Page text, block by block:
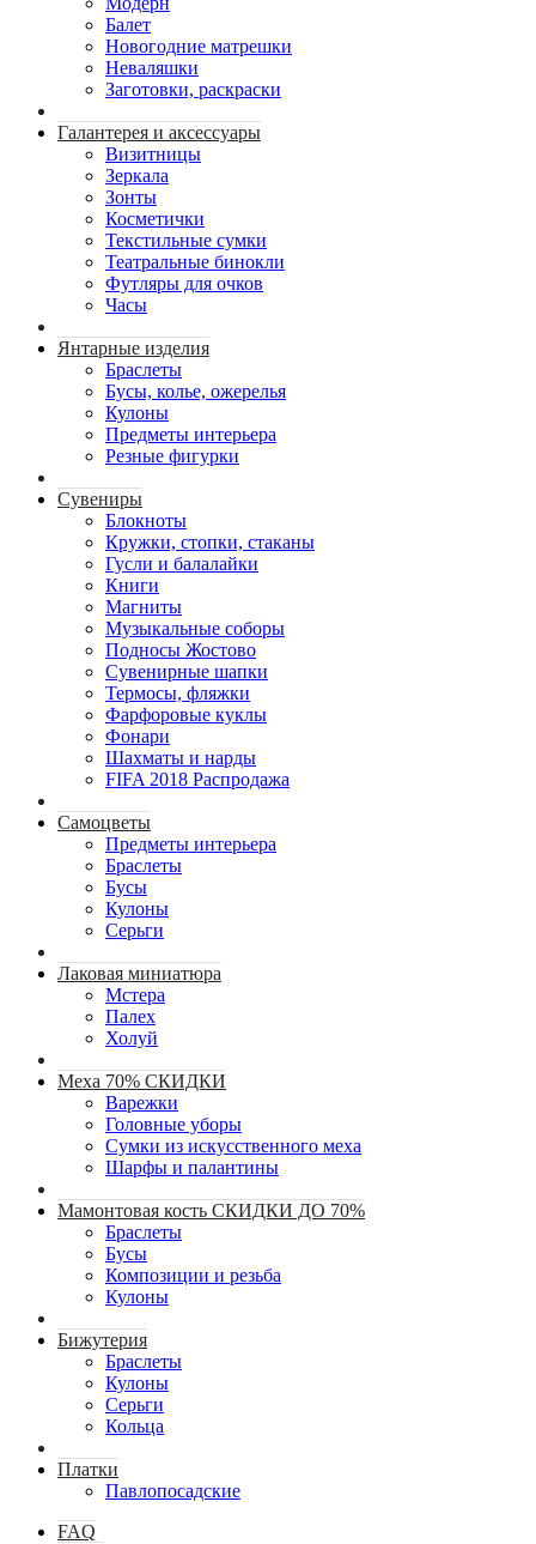
Балет
Новогодние матрешки
Неваляшки
Заготовки, раскраски
Галантерея и аксессуары
Визитницы
Зеркала
Зонты
Косметички
Текстильные сумки
Театральные бинокли
Футляры для очков
Часы
Янтарные изделия
Браслеты
Бусы, колье, ожерелья
Кулоны
Предметы интерьера
Резные фигурки
Сувениры
Блокноты
Кружки, стопки, стаканы
Гусли и балалайки
Книги
Магниты
Музыкальные соборы
Подносы Жостово
Сувенирные шапки
Термосы, фляжки
Фарфоровые куклы
Фонари
Шахматы и нарды
FIFA 2018 Распродажа
Самоцветы
Предметы интерьера
Браслеты
Бусы
Кулоны
Серьги
Лаковая миниатюра
Мстера
Палех
Холуй
Меха 70% СКИДКИ
Варежки
Головные уборы
Сумки из искусственного меха
Шарфы и палантины
Мамонтовая кость СКИДКИ ДО 70%
Браслеты
Бусы
Композиции и резьба
Кулоны
Бижутерия
Браслеты
Кулоны
Серьги
Кольца
Платки
Павлопосадские
FAQ